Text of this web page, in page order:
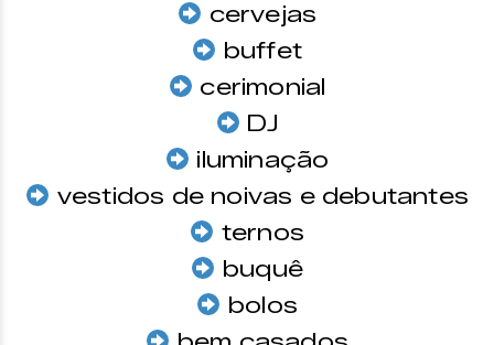
cervejas
buffet
cerimonial
DJ
iluminação
vestidos de noivas e debutantes
ternos
buquê
bolos